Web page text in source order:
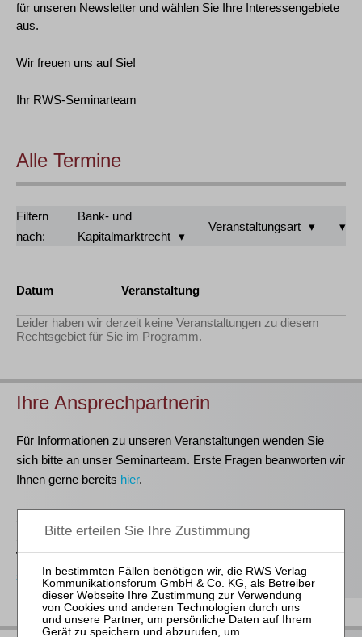
für unseren Newsletter und wählen Sie Ihre Interessengebiete
aus.
Wir freuen uns auf Sie!
Ihr RWS-Seminarteam
Alle Termine
Filtern
nach:
Bank- und
Kapitalmarktrecht
Veranstaltungsart
Datum Veranstaltung
Leider haben wir derzeit keine Veranstaltungen zu diesem
Rechtsgebiet für Sie im Programm.
Ihre Ansprechpartnerin
Für Informationen zu unseren Veranstaltungen wenden Sie
sich bitte an unser Seminarteam. Erste Fragen beanworten wir
Ihnen gerne bereits hier.
Seminarorganisation
T(0221)-400 88-15
seminar@rws-verlag.de